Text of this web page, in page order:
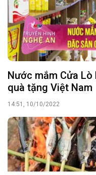
Nước mắm Cửa
quà tặng Việt Nam
14:51, 10/10/2022